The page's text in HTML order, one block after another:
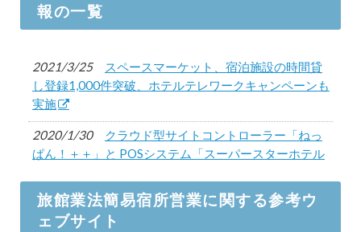
報の一覧
2021/3/25
スペースマーケット、宿泊施設の時間貸
し登録1,000件突破、ホテルテレワークキャンペーンも
実施
2020/1/30
クラウド型サイトコントローラー「ねっ
ぱん！＋＋」と POSシステム「スーパースターホテル
2020/1/27
クラウド型サイトコントローラー「ねっ
ぱん！＋＋」と 民泊向けゲストコミュニケーションサ
旅館業法簡易宿所営業に関する参考ウ
ェブサイト